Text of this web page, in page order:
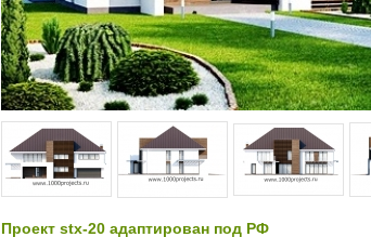
Проект stx-20 адаптирован под РФ